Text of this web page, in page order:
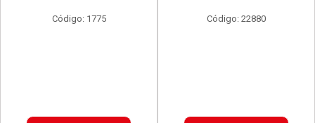
Código: 1775 Código: 22880